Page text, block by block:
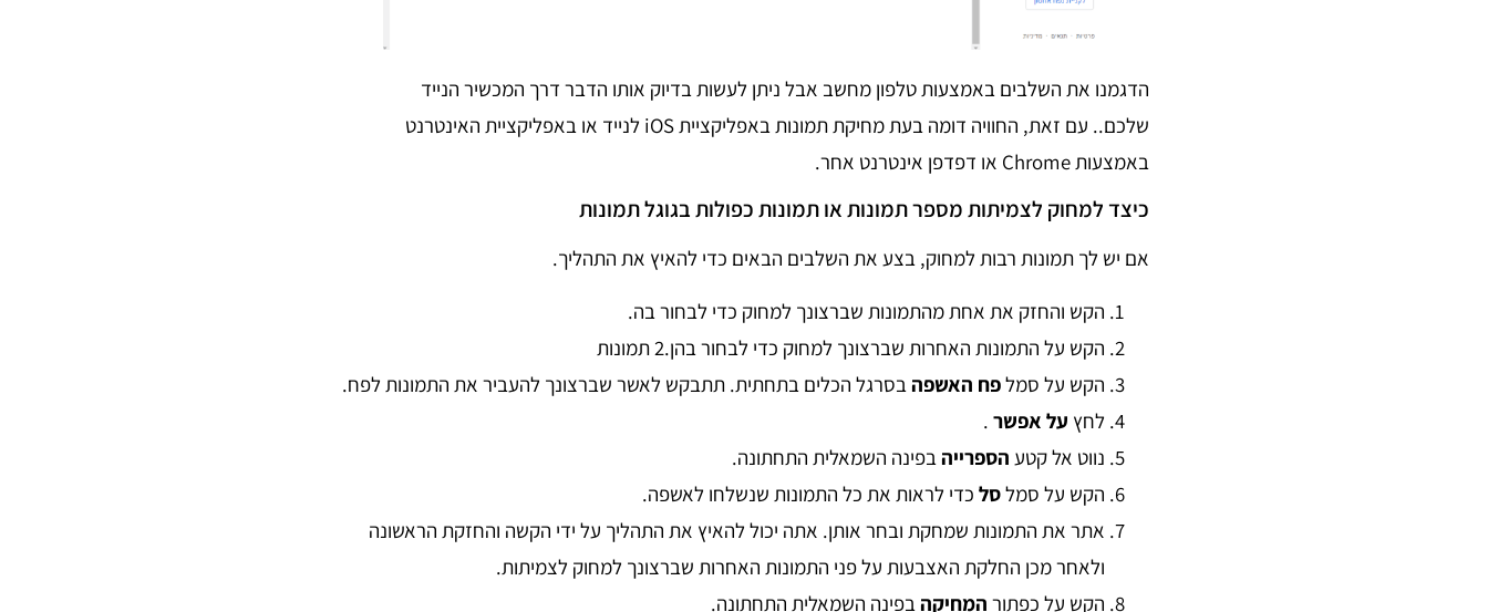
הדגמנו את השלבים באמצעות טלפון מחשב אבל ניתן לעשות בדיוק אותו הדבר דרך המכשיר הנייד
שלכם.. עם זאת, החוויה דומה בעת מחיקת תמונות באפליקציית iOS לנייד או באפליקציית האינטרנט
באמצעות Chrome או דפדפן אינטרנט אחר.
כיצד למחוק לצמיתות מספר תמונות או תמונות כפולות בגוגל תמונות
אם יש לך תמונות רבות למחוק, בצע את השלבים הבאים כדי להאיץ את התהליך.
הקש והחזק את אחת מהתמונות שברצונך למחוק כדי לבחור בה.
הקש על התמונות האחרות שברצונך למחוק כדי לבחור בהן.2 תמונות
הקש על סמלפח האשפה בסרגל הכלים בתחתית. תתבקש לאשר שברצונך להעביר את התמונות לפח.
לחץ על אפשר .
נווט אל קטע הספרייה בפינה השמאלית התחתונה.
הקש על סמלסל כדי לראות את כל התמונות שנשלחו לאשפה.
אתר את התמונות שמחקת ובחר אותן. אתה יכול להאיץ את התהליך על ידי הקשה והחזקת הראשונה
ולאחר מכן החלקת האצבעות על פני התמונות האחרות שברצונך למחוק לצמיתות.
הקש על כפתור המחיקה בפינה השמאלית התחתונה.